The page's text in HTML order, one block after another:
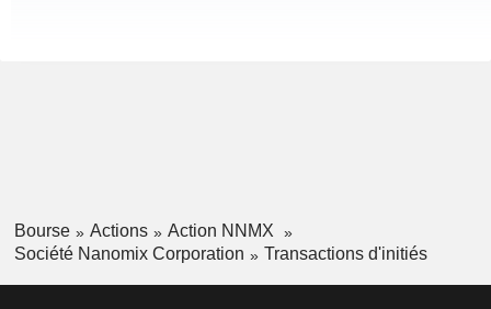
Bourse Actions
Action NNMX
Société Nanomix Corporation
Transactions d'initiés